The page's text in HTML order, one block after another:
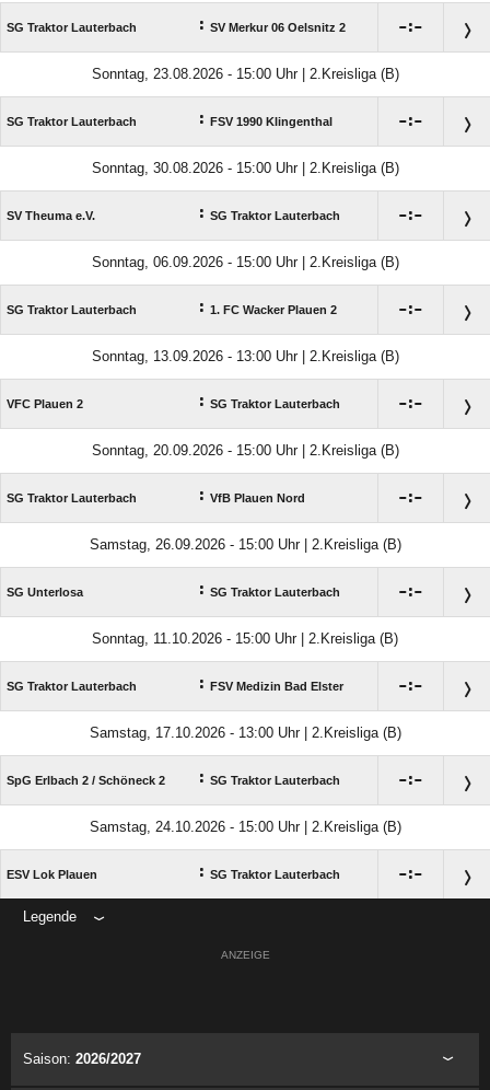
SG Traktor Lauterbach : SV Merkur 06 Oelsnitz 2 :
Sonntag, 23.08.2026 - 15:00 Uhr | 2.Kreisliga (B)
SG Traktor Lauterbach : FSV 1990 Klingenthal :
Sonntag, 30.08.2026 - 15:00 Uhr | 2.Kreisliga (B)
SV Theuma e.V. : SG Traktor Lauterbach :
Sonntag, 06.09.2026 - 15:00 Uhr | 2.Kreisliga (B)
SG Traktor Lauterbach : 1. FC Wacker Plauen 2 :
Sonntag, 13.09.2026 - 13:00 Uhr | 2.Kreisliga (B)
VFC Plauen 2 : SG Traktor Lauterbach :
Sonntag, 20.09.2026 - 15:00 Uhr | 2.Kreisliga (B)
SG Traktor Lauterbach : VfB Plauen Nord :
Samstag, 26.09.2026 - 15:00 Uhr | 2.Kreisliga (B)
SG Unterlosa : SG Traktor Lauterbach :
Sonntag, 11.10.2026 - 15:00 Uhr | 2.Kreisliga (B)
SG Traktor Lauterbach : FSV Medizin Bad Elster :
Samstag, 17.10.2026 - 13:00 Uhr | 2.Kreisliga (B)
SpG Erlbach 2 /​ Schöneck 2 : SG Traktor Lauterbach :
Samstag, 24.10.2026 - 15:00 Uhr | 2.Kreisliga (B)
ESV Lok Plauen : SG Traktor Lauterbach :
Legende
ANZEIGE
Saison: 2026/2027